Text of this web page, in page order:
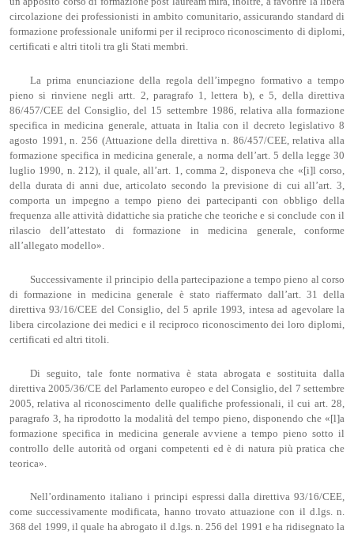
circolazione dei professionisti in ambito comunitario, assicurando standard di
formazione professionale uniformi per il reciproco riconoscimento di diplomi,
certificati e altri titoli tra gli Stati membri.
La prima enunciazione della regola dell’impegno formativo a tempo
pieno si rinviene negli artt. 2, paragrafo 1, lettera b), e 5, della direttiva
86/457/CEE del Consiglio, del 15 settembre 1986, relativa alla formazione
specifica in medicina generale, attuata in Italia con il decreto legislativo 8
agosto 1991, n. 256 (Attuazione della direttiva n. 86/457/CEE, relativa alla
formazione specifica in medicina generale, a norma dell’art. 5 della legge 30
luglio 1990, n. 212), il quale, all’art. 1, comma 2, disponeva che «[i]l corso,
della durata di anni due, articolato secondo la previsione di cui all’art. 3,
comporta un impegno a tempo pieno dei partecipanti con obbligo della
frequenza alle attività didattiche sia pratiche che teoriche e si conclude con il
rilascio dell’attestato di formazione in medicina generale, conforme
all’allegato modello».
Successivamente il principio della partecipazione a tempo pieno al corso
di formazione in medicina generale è stato riaffermato dall’art. 31 della
direttiva 93/16/CEE del Consiglio, del 5 aprile 1993, intesa ad agevolare la
libera circolazione dei medici e il reciproco riconoscimento dei loro diplomi,
certificati ed altri titoli.
Di seguito, tale fonte normativa è stata abrogata e sostituita dalla
direttiva 2005/36/CE del Parlamento europeo e del Consiglio, del 7 settembre
2005, relativa al riconoscimento delle qualifiche professionali, il cui art. 28,
paragrafo 3, ha riprodotto la modalità del tempo pieno, disponendo che «[l]a
formazione specifica in medicina generale avviene a tempo pieno sotto il
controllo delle autorità od organi competenti ed è di natura più pratica che
teorica».
Nell’ordinamento italiano i principi espressi dalla direttiva 93/16/CEE,
come successivamente modificata, hanno trovato attuazione con il d.lgs. n.
368 del 1999, il quale ha abrogato il d.lgs. n. 256 del 1991 e ha ridisegnato la